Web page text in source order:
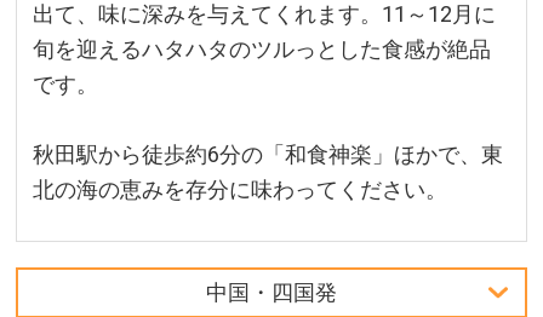
出て、味に深みを与えてくれます。11～12月に
旬を迎えるハタハタのツルっとした食感が絶品
です。
秋田駅から徒歩約6分の「和食神楽」ほかで、東
北の海の恵みを存分に味わってください。
中国・四国発